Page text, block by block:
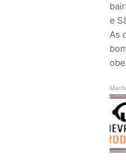
e
As